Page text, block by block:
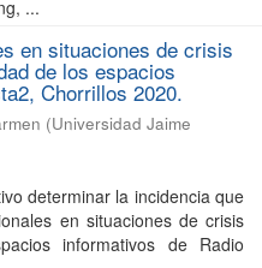
...
en situaciones de crisis
de los espacios
Chorrillos 2020.
(Universidad Jaime
determinar la incidencia que
en situaciones de crisis
informativos de Radio